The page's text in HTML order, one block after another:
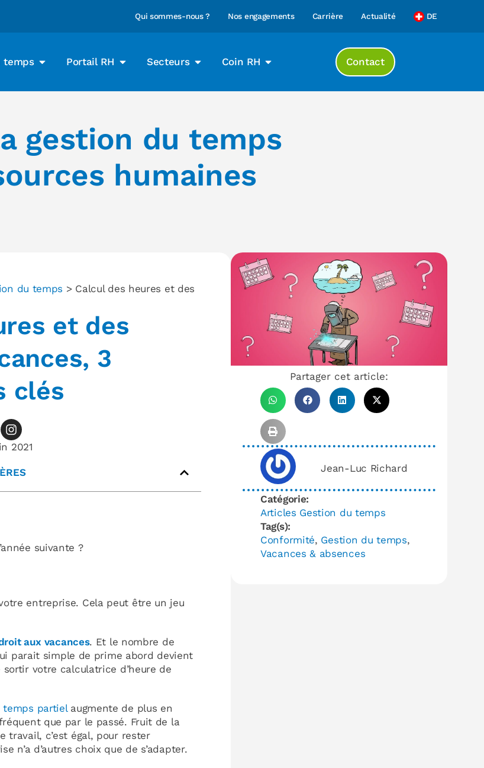
Qui sommes-nous ? Nos engagements Carrière Actualité DE
temps Portail RH Secteurs Coin RH Contact
gestion du temps
humaines
du temps > Calcul des heures et des
et des
3
clés
2021
suivante ?
entreprise. Cela peut être un jeu
aux vacances. Et le nombre de
parait simple de prime abord devient
votre calculatrice d’heure de
temps partielaugmente de plus en
que par le passé. Fruit de la
travail, c’est égal, pour rester
n’a d’autres choix que de s’adapter.
Partager cet article:
Jean-Luc Richard
Catégorie:
Articles Gestion du temps
Tag(s):
Conformité, Gestion du temps,
Vacances & absences